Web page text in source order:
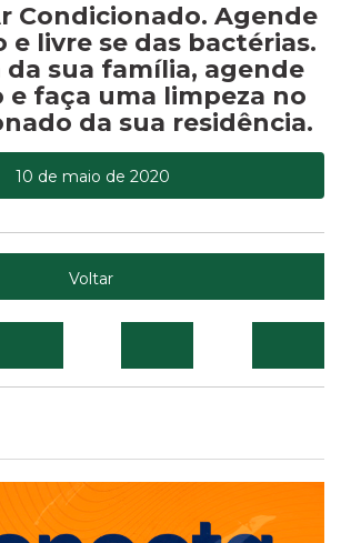
Condicionado. Agende
e livre se das bactérias.
da sua família, agende
e faça uma limpeza no
da sua residência.
10 de maio de 2020
Voltar